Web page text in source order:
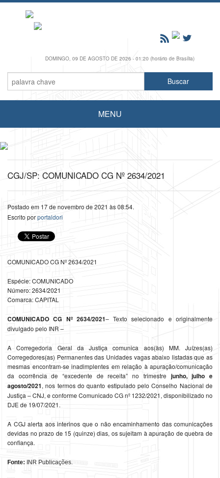
DOMINGO, 09 DE AGOSTO DE 2026 - 01:20 (horário de Brasília)
MENU
CGJ/SP: COMUNICADO CG Nº 2634/2021
Postado em 17 de novembro de 2021 às 08:54.
Escrito porportaldori
COMUNICADO CG Nº 2634/2021
Espécie: COMUNICADO
Número: 2634/2021
Comarca: CAPITAL
COMUNICADO CG Nº 2634/2021– Texto selecionado e originalmente
divulgado pelo INR –
A Corregedoria Geral da Justiça comunica aos(às) MM. Juízes(as)
Corregedores(as) Permanentes das Unidades vagas abaixo listadas que as
mesmas encontram-se inadimplentes em relação à apuração/comunicação
da ocorrência de “excedente de receita” no trimestre junho, julho e
agosto/2021, nos termos do quanto estipulado pelo Conselho Nacional de
Justiça – CNJ, e conforme Comunicado CG nº 1232/2021, disponibilizado no
DJE de 19/07/2021.
A CGJ alerta aos interinos que o não encaminhamento das comunicações
devidas no prazo de 15 (quinze) dias, os sujeitam à apuração de quebra de
confiança.
Fonte: INR Publicações.